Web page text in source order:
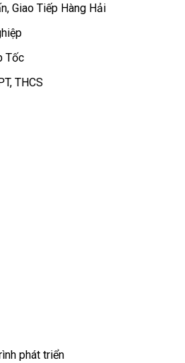
Giao Tiếp Hàng Hải
Tốc
THCS
phát triển